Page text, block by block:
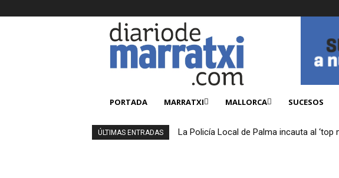
PORTADA MARRATXI MALLORCA SUCESOS
ÚLTIMAS ENTRADAS
La Policía Local de Palma incauta al ‘top